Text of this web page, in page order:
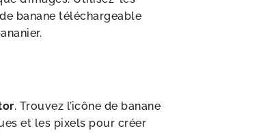
banane téléchargeable
. Trouvez l’icône de banane
et les pixels pour créer